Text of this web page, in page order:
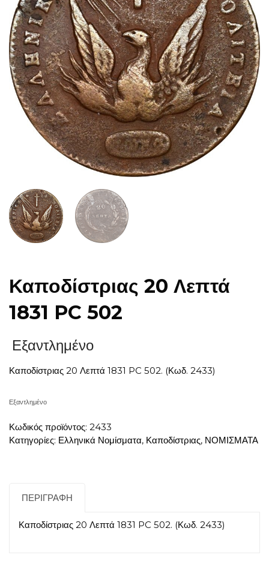
Καποδίστριας 20 Λεπτά
1831 PC 502
Εξαντλημένο
Καποδίστριας 20 Λεπτά 1831 PC 502. (Κωδ. 2433)
Εξαντλημένο
Κωδικός προϊόντος: 2433
Κατηγορίες: Ελληνικά Νομίσματα, Καποδίστριας, ΝΟΜΙΣΜΑΤΑ
ΠΕΡΙΓΡΑΦΉ
Καποδίστριας 20 Λεπτά 1831 PC 502. (Κωδ. 2433)